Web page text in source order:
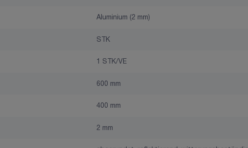
Aluminium (2 mm)
STK
1 STK/VE
600 mm
400 mm
2 mm